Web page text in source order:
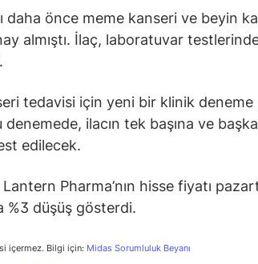
daha önce meme kanseri ve beyin
almıştı. İlaç, laboratuvar
tedavisi için yeni bir klinik deneme
denemede, ilacın tek başına ve
edilecek.
Pharma’nın hisse fiyatı
%3 düşüş gösterdi.
içermez. Bilgi için: Midas Sorumluluk Beyanı